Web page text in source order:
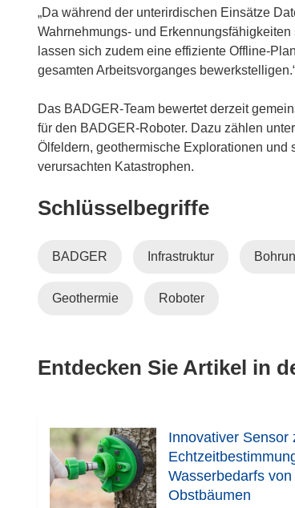
„Da während der unterirdischen Einsätze
Wahrnehmungs- und
lassen sich zudem eine effiziente Offline-
gesamten Arbeitsvorganges
Das BADGER-Team bewertet derzeit
für den BADGER-Roboter. Dazu zählen
Ölfeldern, geothermische Explorationen
verursachten Katastrophen.
Schlüsselbegriffe
BADGER Infrastruktur
Geothermie Roboter
Entdecken Sie Artikel in
Innovativer Sensor
Wasserbedarfs von
Obstbäumen